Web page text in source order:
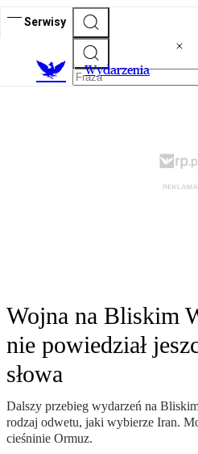
Serwisy
Wydarzenia
Wojna na Bliskim
nie powiedział
słowa
Dalszy przebieg wydarzeń na
rodzaj odwetu, jaki wybierze Iran.
cieśninie Ormuz.